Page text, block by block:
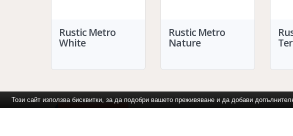
Rustic Metro
White
Rustic Metro
Nature
За Контакти
Този сайт използва бисквитки, за да подобри вашето преживяване и да добави